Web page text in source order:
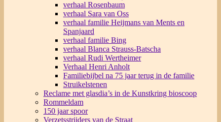
verhaal Rosenbaum
verhaal Sara van Oss
verhaal familie Heijmans van Ments en
Spanjaard
verhaal familie Bing
verhaal Blanca Strauss-Batscha
verhaal Rudi Wertheimer
Verhaal Henri Anholt
Familiebijbel na 75 jaar terug in de familie
Struikelstenen
Reclame met glasdia’s in de Kunstkring bioscoop
Rommeldam
150 jaar spoor
Verzetsstrijders van de Straat